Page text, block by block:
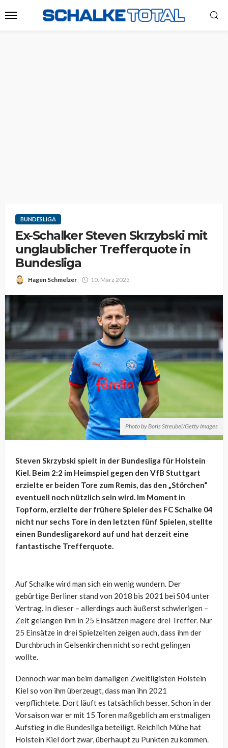
BUNDESLIGA
Ex-Schalker Steven Skrzybski mit
unglaublicher Trefferquote in
Bundesliga
Hagen Schmelzer 10. März 2025
Photo by Boris Streubel/Getty Images
Steven Skrzybski spielt in der Bundesliga für Holstein
Kiel. Beim 2:2 im Heimspiel gegen den VfB Stuttgart
erzielte er beiden Tore zum Remis, das den „Störchen“
eventuell noch nützlich sein wird. Im Moment in
Topform, erzielte der frühere Spieler des FC Schalke 04
nicht nur sechs Tore in den letzten fünf Spielen, stellte
einen Bundesligarekord auf und hat derzeit eine
fantastische Trefferquote.
Auf Schalke wird man sich ein wenig wundern. Der
gebürtige Berliner stand von 2018 bis 2021 bei S04 unter
Vertrag. In dieser – allerdings auch äußerst schwierigen –
Zeit gelangen ihm in 25 Einsätzen magere drei Treffer. Nur
25 Einsätze in drei Spielzeiten zeigen auch, dass ihm der
Durchbruch in Gelsenkirchen nicht so recht gelingen
wollte.
Dennoch war man beim damaligen Zweitligisten Holstein
Kiel so von ihm überzeugt, dass man ihn 2021
verpflichtete. Dort läuft es tatsächlich besser. Schon in der
Vorsaison war er mit 15 Toren maßgeblich am erstmaligen
Aufstieg in die Bundesliga beteiligt. Reichlich Mühe hat
Holstein Kiel dort zwar, überhaupt zu Punkten zu kommen.